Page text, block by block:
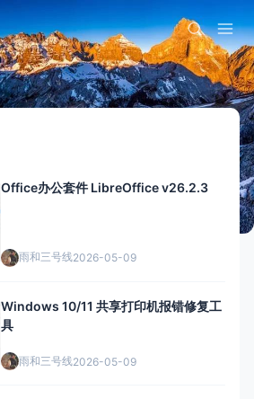
Office办公套件 LibreOffice v26.2.3
雨和三号线2026-05-09
Windows 10/11 共享打印机报错修复工
具
雨和三号线2026-05-09